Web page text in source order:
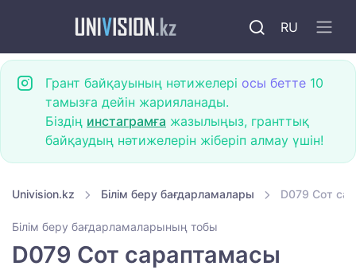
RU
Грант байқауының нәтижелері осы бетте 10
тамызға дейін жарияланады.
Біздің инстаграмға жазылыңыз, гранттық
байқаудың нәтижелерін жіберіп алмау үшін!
Univision.kz Білім беру бағдарламалары D079 Сот
Білім беру бағдарламаларының тобы
D079 Сот сараптамасы